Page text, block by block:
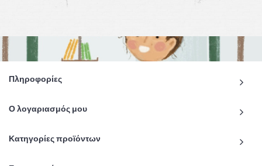
Πληροφορίες
Ο λογαριασμός μου
Κατηγορίες προϊόντων